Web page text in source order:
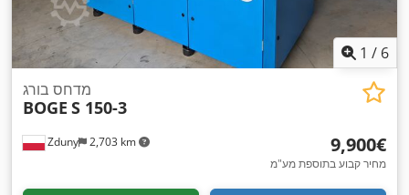
1 / 6
Zduny 2,703 km
מדחס בורג
BOGE S 150-3
‏9,900 ‏€
מחיר קבוע בתוספת מע"מ